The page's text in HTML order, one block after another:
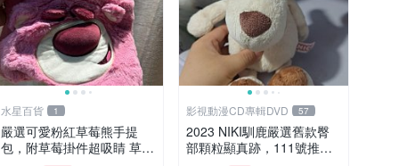
水星百貨 1
嚴選可愛粉紅草莓熊手提
包，附草莓掛件超吸睛 草莓
影視動漫CD專輯DVD 57
2023 NIKI馴鹿嚴選舊款臀
部顆粒顯真跡，111號推薦